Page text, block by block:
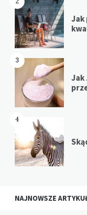
Jak
3
Jak
4
NAJNOWSZE